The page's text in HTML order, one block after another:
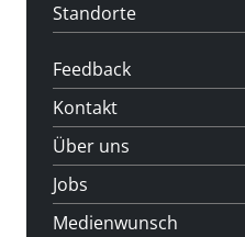
Standorte
Feedback
Kontakt
Über uns
Jobs
Medienwunsch